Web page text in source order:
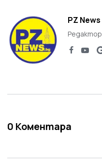
PZ News
Редактор
0 Коментара